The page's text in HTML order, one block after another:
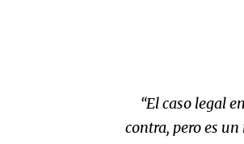
“El caso legal
contra, pero es